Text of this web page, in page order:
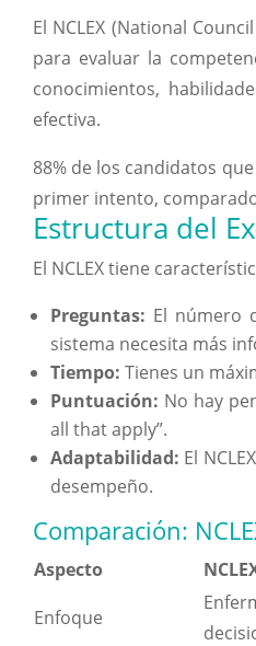
El NCLEX (National
para evaluar la
conocimientos,
efectiva.
88% de los candidatos
primer intento,
Estructura del
El NCLEX tiene
Preguntas: El número
sistema necesita más
Tiempo: Tienes un
Puntuación: No hay
all that apply”.
Adaptabilidad: El
desempeño.
Comparación:
Aspecto
Enfoque